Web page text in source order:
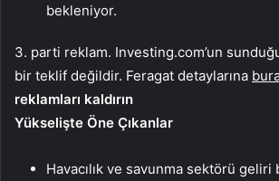
bekleniyor.
3. parti reklam. Investing.com’un
bir teklif değildir. Feragat detaylarına
reklamları kaldırın
Yükselişte Öne Çıkanlar
Havacılık ve savunma sektörü geliri